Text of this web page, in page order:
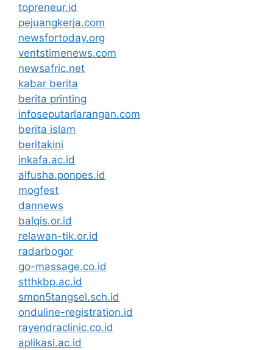
topreneur.id
pejuangkerja.com
newsfortoday.org
ventstimenews.com
newsafric.net
kabar berita
berita printing
infoseputarlarangan.com
berita islam
beritakini
inkafa.ac.id
alfusha.ponpes.id
mogfest
dannews
balqis.or.id
relawan-tik.or.id
radarbogor
go-massage.co.id
stthkbp.ac.id
smpn5tangsel.sch.id
onduline-registration.id
rayendraclinic.co.id
aplikasi.ac.id